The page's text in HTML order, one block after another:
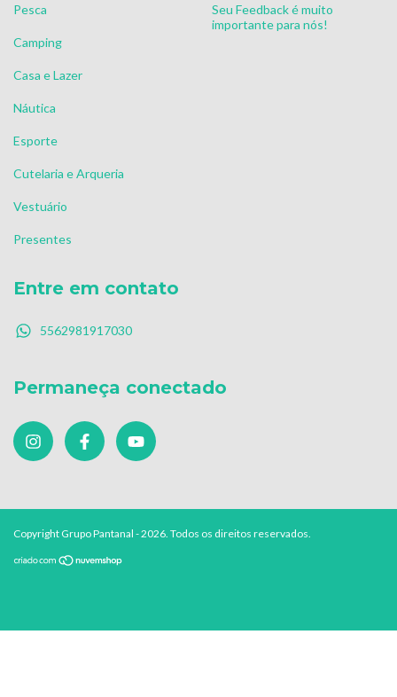
Pesca
Camping
Casa e Lazer
Náutica
Esporte
Cutelaria e Arqueria
Vestuário
Presentes
Seu Feedback é muito
importante para nós!
Entre em contato
5562981917030
Permaneça conectado
Copyright Grupo Pantanal - 2026. Todos os direitos reservados.